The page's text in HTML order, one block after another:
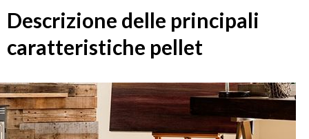
Descrizione delle principali
caratteristiche pellet